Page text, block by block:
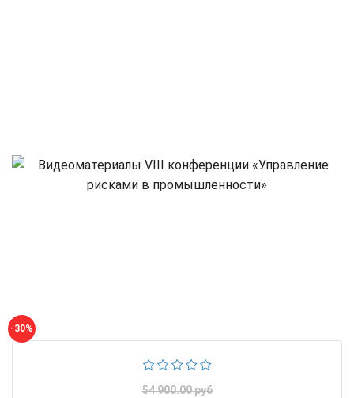
-30%
54 900.00 руб